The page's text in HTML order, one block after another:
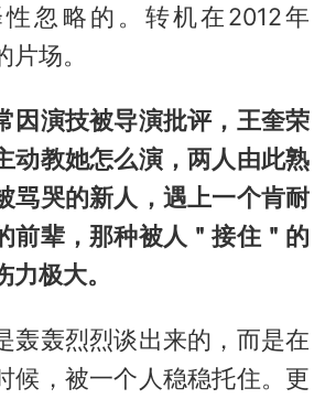
性忽略的。转机在2012年
片场。
因演技被导演批评，王奎荣
动教她怎么演，两人由此熟
骂哭的新人，遇上一个肯耐
前辈，那种被人＂接住＂的
极大。
轰轰烈烈谈出来的，而是在
候，被一个人稳稳托住。更